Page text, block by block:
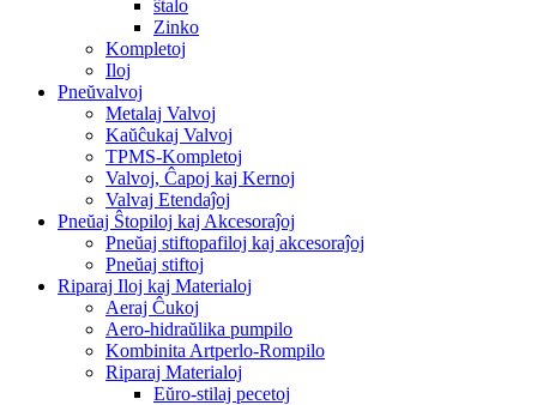
ŝtalo
Zinko
Kompletoj
Iloj
Pneŭvalvoj
Metalaj Valvoj
Kaŭĉukaj Valvoj
TPMS-Kompletoj
Valvoj, Ĉapoj kaj Kernoj
Valvaj Etendaĵoj
Pneŭaj Ŝtopiloj kaj Akcesoraĵoj
Pneŭaj stiftopafiloj kaj akcesoraĵoj
Pneŭaj stiftoj
Riparaj Iloj kaj Materialoj
Aeraj Ĉukoj
Aero-hidraŭlika pumpilo
Kombinita Artperlo-Rompilo
Riparaj Materialoj
Eŭro-stilaj pecetoj